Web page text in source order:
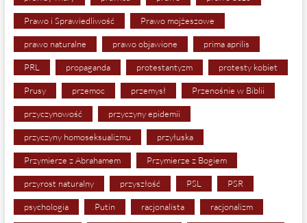
Prawo i Sprawiedliwość Prawo mojżeszowe
prawo naturalne prawo objawione prima aprilis
PRL propaganda protestantyzm protesty kobiet
Prusy przemoc przemysł Przenośnie w Biblii
przyczynowość przyczyny epidemii
przyczyny homoseksualizmu przyłuska
Przymierze z Abrahamem Przymierze z Bogiem
przyrost naturalny przyszłość PSL PSR
psychologia Putin racjonalista racjonalizm